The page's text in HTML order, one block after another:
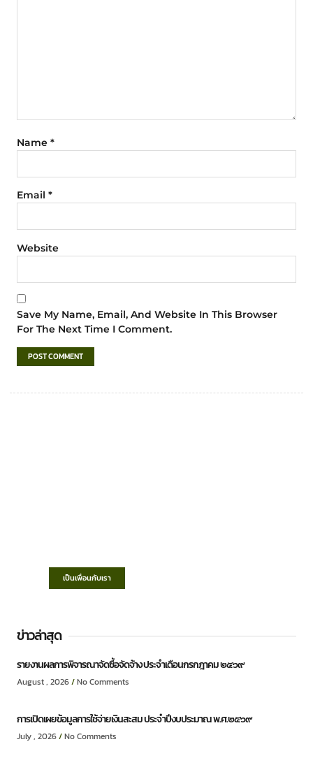
Name *
Email *
Website
Save My Name, Email, And Website In This Browser
For The Next Time I Comment.
เป็นเพื่อนกับเรา
ข่าวล่าสุด
รายงานผลการพิจารณาจัดซื้อจัดจ้าง ประจำเดือนกรกฎาคม ๒๕๖๙
August , 2026 No Comments
การเปิดเผยข้อมูลการใช้จ่ายเงินสะสม ประจำปีงบประมาณ พ.ศ.๒๕๖๙
July , 2026 No Comments